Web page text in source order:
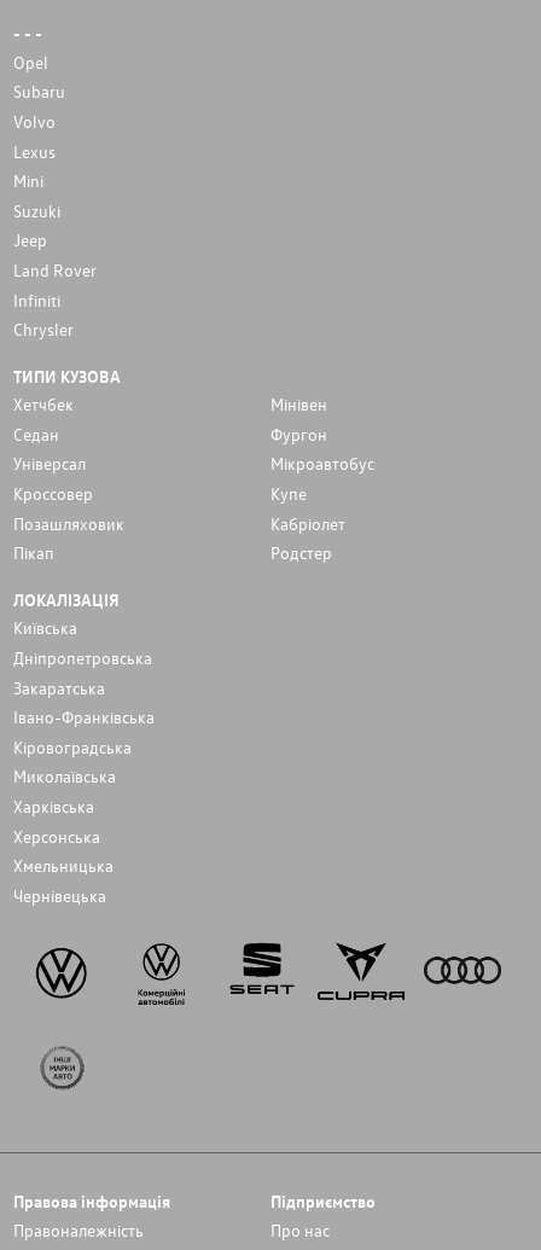
- - -
Opel
Subaru
Volvo
Lexus
Mini
Suzuki
Jeep
Land Rover
Infiniti
Chrysler
ТИПИ КУЗОВА
Хетчбек
Мінівен
Седан
Фургон
Унiверсал
Мікроавтобус
Кроссовер
Купе
Позашляховик
Кабріолет
Пікап
Родстер
ЛОКАЛІЗАЦІЯ
Київська
Дніпропетровська
Закаратська
Івано-Франківська
Кіровоградська
Миколаївська
Харківська
Херсонська
Хмельницька
Чернівецька
Правова інформація
Правоналежність
Підприємство
Про нас